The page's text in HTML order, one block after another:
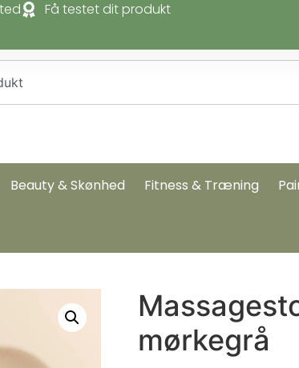
Få testet dit produkt
Beauty & Skønhed Fitness & Træning
mørkegrå